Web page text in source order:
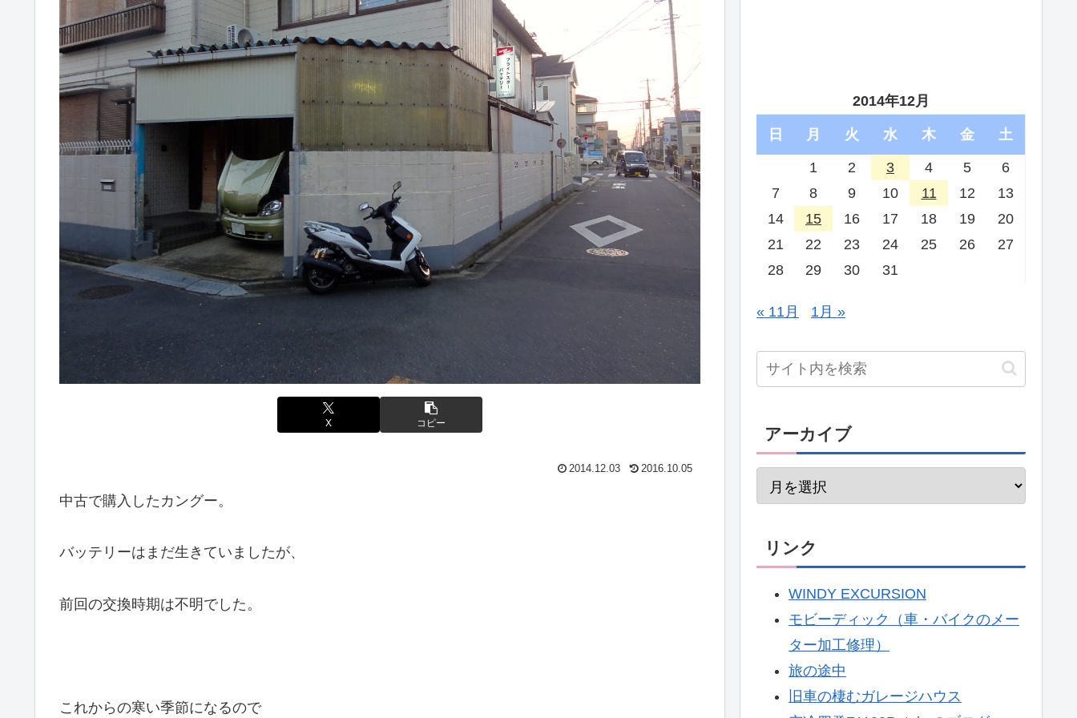
X コピー
2014.12.03 2016.10.05
中古で購入したカングー。
バッテリーはまだ生きていましたが、
前回の交換時期は不明でした。
これからの寒い季節になるので
2014年12月
日 月 火 水 木 金 土
1 2 3 4 5
6
7
8 9 10 11 12
13
14
15 16 17 18 19
20
21
22 23 24 25 26
27
28
29 30 31
« 11月 1月 »
アーカイブ
リンク
WINDY EXCURSION
モビーディック（車・バイクのメー
ター加工修理）
旅の途中
旧車の棲むガレージハウス